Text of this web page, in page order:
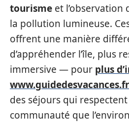
tourisme et l’observation
la pollution lumineuse.
offrent une manière
d’appréhender l’île, plus
immersive — pour plus
www.guidedesvacances.fr
des séjours qui
communauté que